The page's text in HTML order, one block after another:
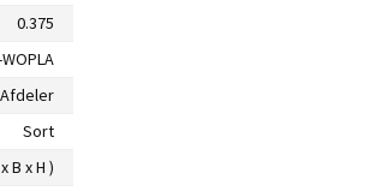
0.375
Afdeler
Sort
B x H )